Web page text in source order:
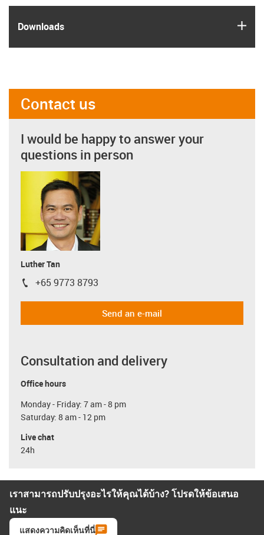
Downloads
Contact us
I would be happy to answer your
questions in person
Luther Tan
igus-icon-phone
+65 9773 8793
Send an e-mail
Consultation and delivery
Office hours
Monday - Friday: 7 am - 8 pm
Saturday: 8 am - 12 pm
Live chat
24h
เราสามารถปรับปรุงอะไรให้คุณได้บ้าง? โปรดให้ข้อเสนอ
แนะ
แสดงความคิดเห็นที่นี่